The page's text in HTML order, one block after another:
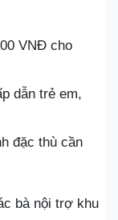
VNĐ cho
dẫn trẻ em,
đặc thù cần
bà nội trợ khu